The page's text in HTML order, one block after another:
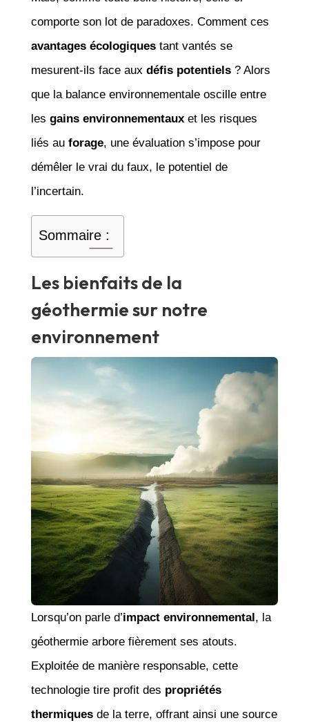
comporte son lot de paradoxes. Comment ces
avantages écologiquestant vantés se
mesurent-ils face aux défis potentiels? Alors
que la balance environnementale oscille entre
les gains environnementauxet les risques
liés au forage, une évaluation s’impose pour
démêler le vrai du faux, le potentiel de
l’incertain.
Sommaire :
Les bienfaits de la
géothermie sur notre
environnement
Lorsqu’on parle d’impact environnemental, la
géothermie arbore fièrement ses atouts.
Exploitée de manière responsable, cette
technologie tire profit des propriétés
thermiquesde la terre, offrant ainsi une source